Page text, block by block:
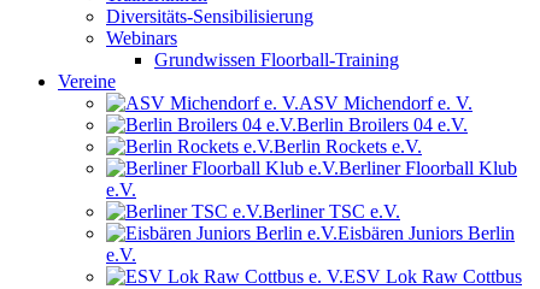
Diversitäts-Sensibilisierung
Webinars
Grundwissen Floorball-Training
Vereine
ASV Michendorf e. V.
Berlin Broilers 04 e.V.
Berlin Rockets e.V.
Berliner Floorball Klub
e.V.
Berliner TSC e.V.
Eisbären Juniors Berlin
e.V.
ESV Lok Raw Cottbus